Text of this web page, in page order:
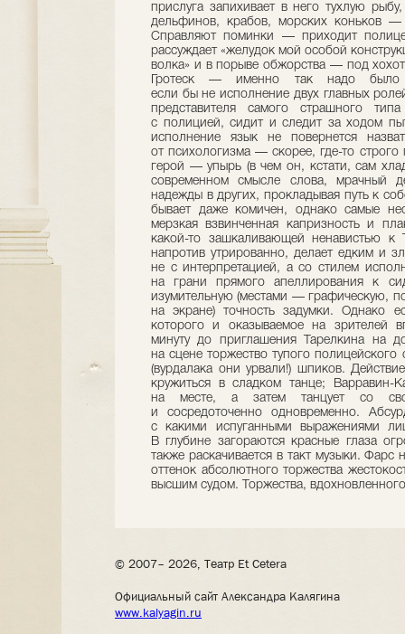
прислуга запихивает в него тухлую
дельфинов, крабов, морских коньков
Справляют поминки — приходит
рассуждает «желудок мой особой
волка» и в порыве обжорства — под
Гротеск — именно так надо было
если бы не исполнение двух главных
представителя самого страшного
с полицией, сидит и следит за ходом
исполнение язык не повернется
от психологизма — скорее, где-то
герой — упырь (в чем он, кстати, сам
современном смысле слова, мрачный
надежды в других, прокладывая путь к
бывает даже комичен, однако самые
мерзкая взвинченная капризность и
какой-то зашкаливающей ненавистью к
напротив утрированно, делает едким и
не с интерпретацией, а со стилем
на грани прямого апеллирования к
изумительную (местами — графическую,
на экране) точность задумки. Однако
которого и оказываемое на зрителей
минуту до приглашения Тарелкина на
на сцене торжество тупого
(вурдалака они урвали!) шпиков.
кружиться в сладком танце; Варравин-
на месте, а затем танцует со
и сосредоточенно одновременно.
с какими испуганными выражениями
В глубине загораются красные глаза
также раскачивается в такт музыки. Фарс
оттенок абсолютного торжества
высшим судом. Торжества,
© 2007– 2026, Театр Et Cetera
Официальный сайт Александра Калягина
www.kalyagin.ru